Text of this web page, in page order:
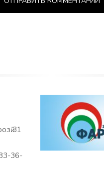
31
36-